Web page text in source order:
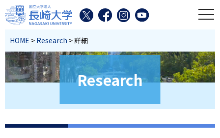
HOME > Research > 詳細
Research